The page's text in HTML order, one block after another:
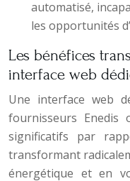
automatisé,
les opportunités
Les bénéfices
interface web
Une interface web
fournisseurs Enedis
significatifs par
transformant
énergétique et en